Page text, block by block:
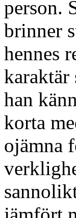
person.
brinner
hennes
karaktär
han
korta
ojämna